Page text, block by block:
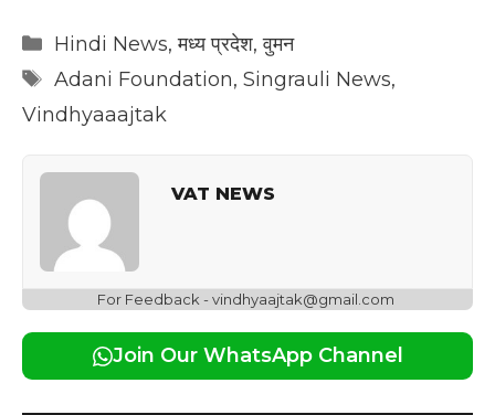
Categories
Hindi News,मध्य प्रदेश,वुमन
Tags
Adani Foundation, Singrauli News,
Vindhyaaajtak
VAT NEWS
For Feedback - vindhyaajtak@gmail.com
Join Our WhatsApp Channel